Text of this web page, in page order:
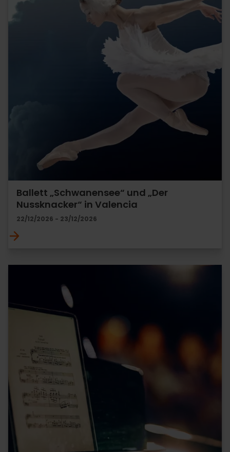
Ballett „Schwanensee“ und „Der
Nussknacker“ in Valencia
22/12/2026 - 23/12/2026